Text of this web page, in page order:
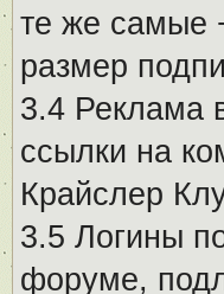
те же самые
размер
3.4 Реклама
ссылки на
Крайслер
3.5 Логины
форуме,